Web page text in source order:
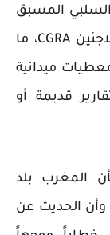
المسبق
CGRA، ما
ميدانية
قديمة أو
المغرب بلد
الحديث عن